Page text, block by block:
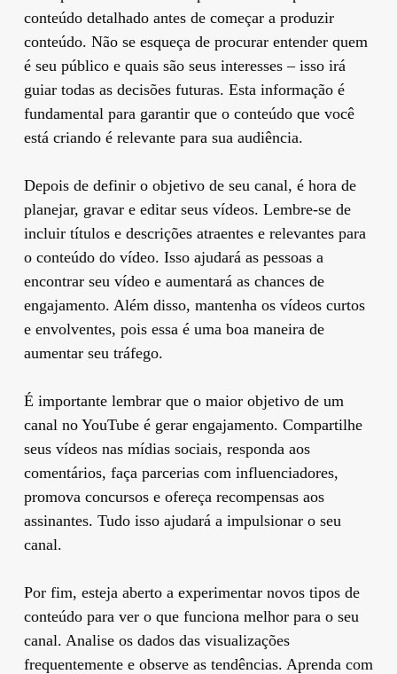
conteúdo detalhado antes de começar a produzir
conteúdo. Não se esqueça de procurar entender quem
é seu público e quais são seus interesses – isso irá
guiar todas as decisões futuras. Esta informação é
fundamental para garantir que o conteúdo que você
está criando é relevante para sua audiência.
Depois de definir o objetivo de seu canal, é hora de
planejar, gravar e editar seus vídeos. Lembre-se de
incluir títulos e descrições atraentes e relevantes para
o conteúdo do vídeo. Isso ajudará as pessoas a
encontrar seu vídeo e aumentará as chances de
engajamento. Além disso, mantenha os vídeos curtos
e envolventes, pois essa é uma boa maneira de
aumentar seu tráfego.
É importante lembrar que o maior objetivo de um
canal no YouTube é gerar engajamento. Compartilhe
seus vídeos nas mídias sociais, responda aos
comentários, faça parcerias com influenciadores,
promova concursos e ofereça recompensas aos
assinantes. Tudo isso ajudará a impulsionar o seu
canal.
Por fim, esteja aberto a experimentar novos tipos de
conteúdo para ver o que funciona melhor para o seu
canal. Analise os dados das visualizações
frequentemente e observe as tendências. Aprenda com